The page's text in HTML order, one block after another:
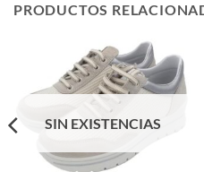
PRODUCTOS
SIN EXISTENCIAS